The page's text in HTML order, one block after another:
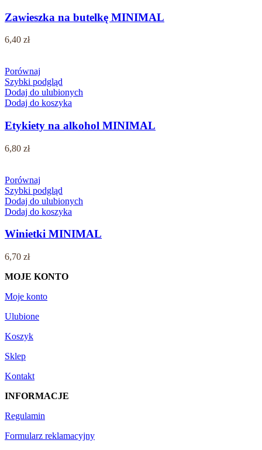
Zawieszka na butelkę MINIMAL
6,40 zł
Porównaj
Szybki podgląd
Dodaj do ulubionych
Dodaj do koszyka
Etykiety na alkohol MINIMAL
6,80 zł
Porównaj
Szybki podgląd
Dodaj do ulubionych
Dodaj do koszyka
Winietki MINIMAL
6,70 zł
MOJE KONTO
Moje konto
Ulubione
Koszyk
Sklep
Kontakt
INFORMACJE
Regulamin
Formularz reklamacyjny